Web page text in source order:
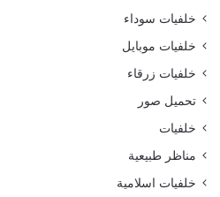
خلفيات سوداء
خلفيات موبايل
خلفيات زرقاء
تحميل صور
خلفيات
مناظر طبيعية
خلفيات اسلامية